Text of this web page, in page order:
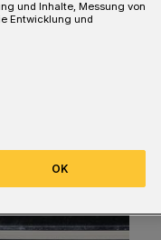
und Inhalte, Messung von
Entwicklung und
OK